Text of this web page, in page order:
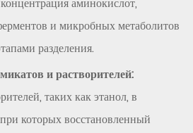
и микробных метаболитов
разделения.
и растворителей:
таких как этанол, в
которых восстановленный